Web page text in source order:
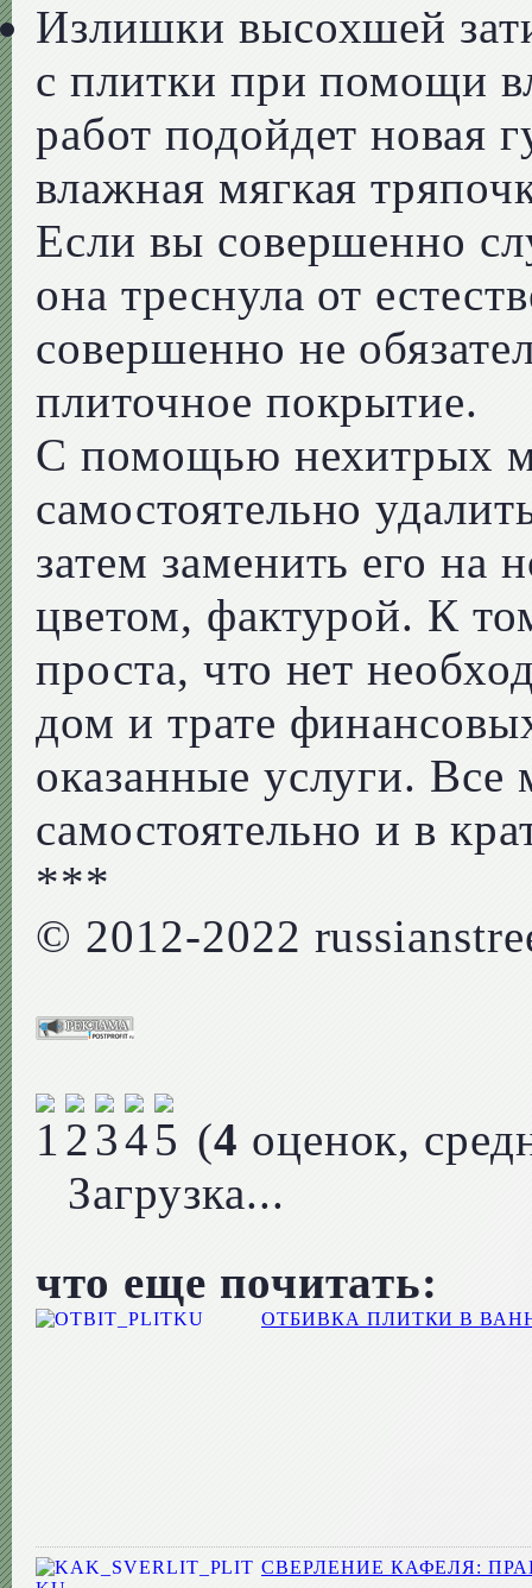
Излишки высохшей
с плитки при помощи
работ подойдет новая
влажная мягкая
Если вы совершенно
она треснула от
совершенно не
плиточное покрытие.
С помощью нехитрых
самостоятельно
затем заменить его на
цветом, фактурой. К
проста, что нет
дом и трате
оказанные услуги.
самостоятельно и в
***
© 2012-2022
(4 оценок,
Загрузка...
что еще почитать:
ОТБИВКА ПЛИТКИ В
СВЕРЛЕНИЕ КАФЕЛЯ: